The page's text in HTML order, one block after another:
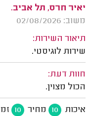
יאיר חרס, תל אביב.
משוב: 02/08/2026
תיאור השירות:
שירות לוגיסטי.
חוות דעת:
הכול מצוין.
איכות 10 מחיר 10